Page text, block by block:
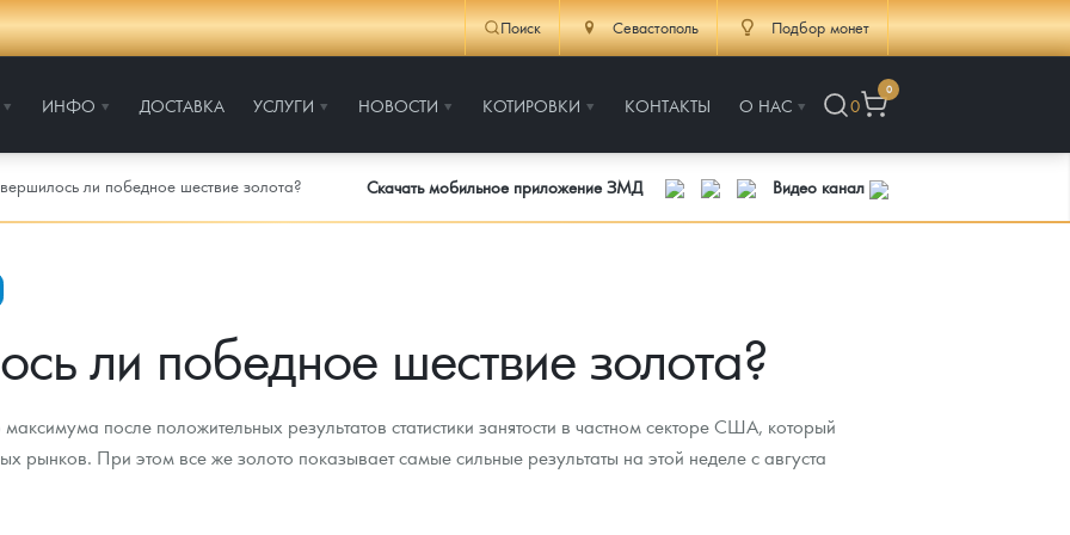
Поиск Севастополь Подбор монет
ИНФО ДОСТАВКА УСЛУГИ НОВОСТИ КОТИРОВКИ КОНТАКТЫ О НАС 0
0
ли победное шествие золота? Скачать мобильное приложение ЗМД Видео канал
ли победное шествие золота?
после положительных результатов статистики занятости в частном секторе США, который
рынков. При этом все же золото показывает самые сильные результаты на этой неделе с августа